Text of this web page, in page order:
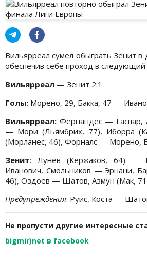
Вильярреал сумел обыграть Зенит
обеспечив себе проход в следующий
Вильярреал — Зенит 2:1
Голы: Морено, 29, Бакка, 47 —
Вильярреал: Фернандес — Гаспар,
— Мори (Льямбрих, 77), Иборра
(Морланес, 46), Форналс — Морено,
Зенит: Лунев (Кержаков, 64) —
Иванович, Смольников — Эрнани,
46), Оздоев — Шатов, Азмун (Мак,
Предупреждения: Руис, Коста —
Не пропусти другие интересные
bigmir)net в facebook